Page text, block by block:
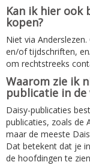
Kan ik hier
kopen?
Niet via
en/of tijdschriften,
om rechtstreeks
Waarom zie ik
publicatie in de
Daisy-publicaties
publicaties, zoals de
maar de meeste
Dat betekent dat je
de hoofdingen te